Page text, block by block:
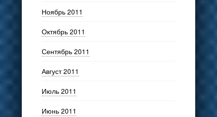
Ноябрь 2011
Октябрь 2011
Сентябрь 2011
Август 2011
Июль 2011
Июнь 2011